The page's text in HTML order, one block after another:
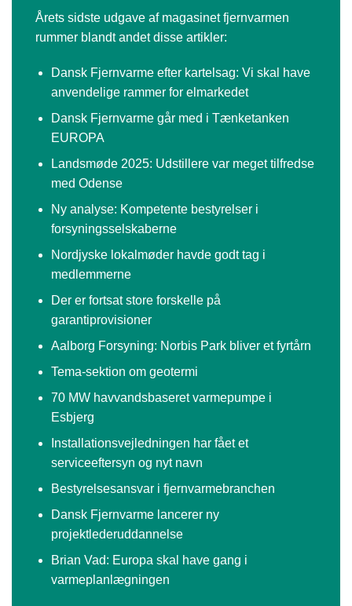
Årets sidste udgave af magasinet fjernvarmen
rummer blandt andet disse artikler:
Dansk Fjernvarme efter kartelsag: Vi skal have
anvendelige rammer for elmarkedet
Dansk Fjernvarme går med i Tænketanken
EUROPA
Landsmøde 2025: Udstillere var meget tilfredse
med Odense
Ny analyse: Kompetente bestyrelser i
forsyningsselskaberne
Nordjyske lokalmøder havde godt tag i
medlemmerne
Der er fortsat store forskelle på
garantiprovisioner
Aalborg Forsyning: Norbis Park bliver et fyrtårn
Tema-sektion om geotermi
70 MW havvandsbaseret varmepumpe i
Esbjerg
Installationsvejledningen har fået et
serviceeftersyn og nyt navn
Bestyrelsesansvar i fjernvarmebranchen
Dansk Fjernvarme lancerer ny
projektlederuddannelse
Brian Vad: Europa skal have gang i
varmeplanlægningen